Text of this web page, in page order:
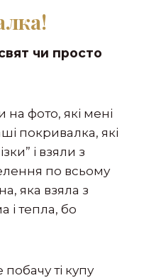
чи просто
фото, які мені
покривалка, які
і взяли з
по всьому
яка взяла з
і тепла, бо
ті купу